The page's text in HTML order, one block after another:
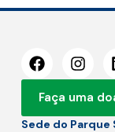
Faça uma
Sede do Parque